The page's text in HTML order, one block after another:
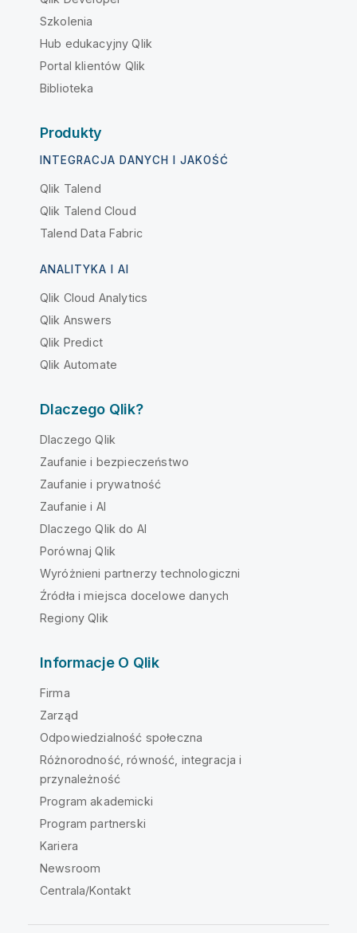
Szkolenia
Hub edukacyjny Qlik
Portal klientów Qlik
Biblioteka
Produkty
INTEGRACJA DANYCH I JAKOŚĆ
Qlik Talend
Qlik Talend Cloud
Talend Data Fabric
ANALITYKA I AI
Qlik Cloud Analytics
Qlik Answers
Qlik Predict
Qlik Automate
Dlaczego Qlik?
Dlaczego Qlik
Zaufanie i bezpieczeństwo
Zaufanie i prywatność
Zaufanie i AI
Dlaczego Qlik do AI
Porównaj Qlik
Wyróżnieni partnerzy technologiczni
Źródła i miejsca docelowe danych
Regiony Qlik
Informacje O Qlik
Firma
Zarząd
Odpowiedzialność społeczna
Różnorodność, równość, integracja i
przynależność
Program akademicki
Program partnerski
Kariera
Newsroom
Centrala/Kontakt